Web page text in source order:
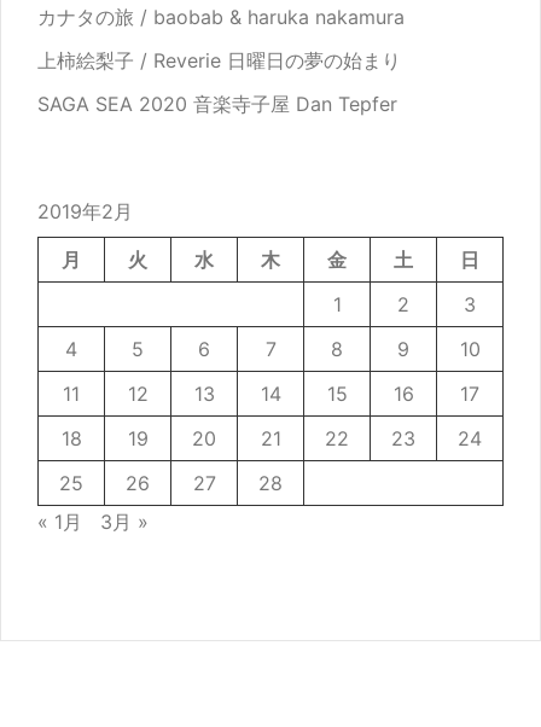
カナタの旅 / baobab & haruka nakamura
上柿絵梨子 / Reverie 日曜日の夢の始まり
SAGA SEA 2020 音楽寺子屋 Dan Tepfer
2019年2月
月
火 水 木 金 土
日
1
2
3
4
5 6 7 8 9
10
11
12 13 14 15 16
17
18
19 20 21 22 23
24
25
26 27
28
« 1月
3月 »